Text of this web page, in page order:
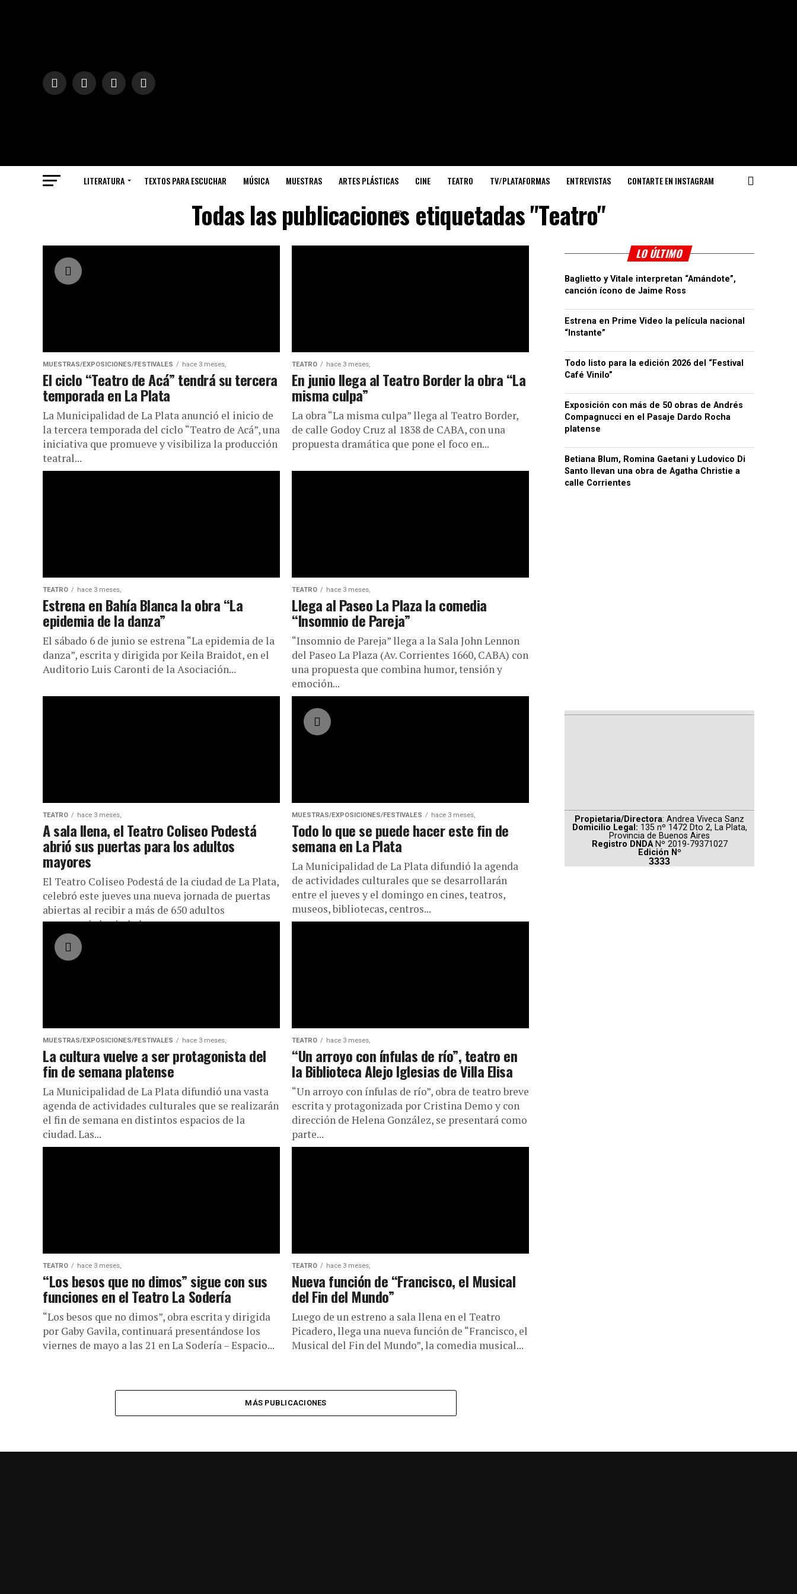
LITERATURA TEXTOS PARA ESCUCHAR MÚSICA MUESTRAS ARTES PLÁSTICAS CINE TEATRO TV/PLATAFORMAS ENTREVISTAS CONTARTE EN INSTAGRAM
✉
Todas las publicaciones etiquetadas "Teatro"
MUESTRAS/EXPOSICIONES/FESTIVALES hace 3 meses,
El ciclo “Teatro de Acá” tendrá su tercera
temporada en La Plata
La Municipalidad de La Plata anunció el inicio de
la tercera temporada del ciclo “Teatro de Acá”, una
iniciativa que promueve y visibiliza la producción
teatral...
TEATRO hace 3 meses,
En junio llega al Teatro Border la obra “La
misma culpa”
La obra “La misma culpa” llega al Teatro Border,
de calle Godoy Cruz al 1838 de CABA, con una
propuesta dramática que pone el foco en...
TEATRO hace 3 meses,
Estrena en Bahía Blanca la obra “La
epidemia de la danza”
El sábado 6 de junio se estrena “La epidemia de la
danza”, escrita y dirigida por Keila Braidot, en el
Auditorio Luis Caronti de la Asociación...
TEATRO hace 3 meses,
Llega al Paseo La Plaza la comedia
“Insomnio de Pareja”
“Insomnio de Pareja” llega a la Sala John Lennon
del Paseo La Plaza (Av. Corrientes 1660, CABA) con
una propuesta que combina humor, tensión y
emoción...
TEATRO hace 3 meses,
A sala llena, el Teatro Coliseo Podestá
abrió sus puertas para los adultos
mayores
El Teatro Coliseo Podestá de la ciudad de La Plata,
celebró este jueves una nueva jornada de puertas
abiertas al recibir a más de 650 adultos
mayores de la ciudad...
MUESTRAS/EXPOSICIONES/FESTIVALES hace 3 meses,
Todo lo que se puede hacer este fin de
semana en La Plata
La Municipalidad de La Plata difundió la agenda
de actividades culturales que se desarrollarán
entre el jueves y el domingo en cines, teatros,
museos, bibliotecas, centros...
MUESTRAS/EXPOSICIONES/FESTIVALES hace 3 meses,
La cultura vuelve a ser protagonista del
fin de semana platense
La Municipalidad de La Plata difundió una vasta
agenda de actividades culturales que se realizarán
el fin de semana en distintos espacios de la
ciudad. Las...
TEATRO hace 3 meses,
“Un arroyo con ínfulas de río”, teatro en
la Biblioteca Alejo Iglesias de Villa Elisa
“Un arroyo con ínfulas de río”, obra de teatro breve
escrita y protagonizada por Cristina Demo y con
dirección de Helena González, se presentará como
parte...
TEATRO hace 3 meses,
“Los besos que no dimos” sigue con sus
funciones en el Teatro La Sodería
“Los besos que no dimos”, obra escrita y dirigida
por Gaby Gavila, continuará presentándose los
viernes de mayo a las 21 en La Sodería – Espacio...
TEATRO hace 3 meses,
Nueva función de “Francisco, el Musical
del Fin del Mundo”
Luego de un estreno a sala llena en el Teatro
Picadero, llega una nueva función de “Francisco, el
Musical del Fin del Mundo”, la comedia musical...
MÁS PUBLICACIONES
LO ÚLTIMO
Baglietto y Vitale interpretan “Amándote”,
canción ícono de Jaime Ross
Estrena en Prime Video la película nacional
“Instante”
Todo listo para la edición 2026 del “Festival
Café Vinilo”
Exposición con más de 50 obras de Andrés
Compagnucci en el Pasaje Dardo Rocha
platense
Betiana Blum, Romina Gaetani y Ludovico Di
Santo llevan una obra de Agatha Christie a
calle Corrientes
Propietaria/Directora: Andrea Viveca Sanz
Domicilio Legal: 135 nº 1472 Dto 2, La Plata,
Provincia de Buenos Aires
Registro DNDA Nº 2019-79371027
Edición Nº
3333